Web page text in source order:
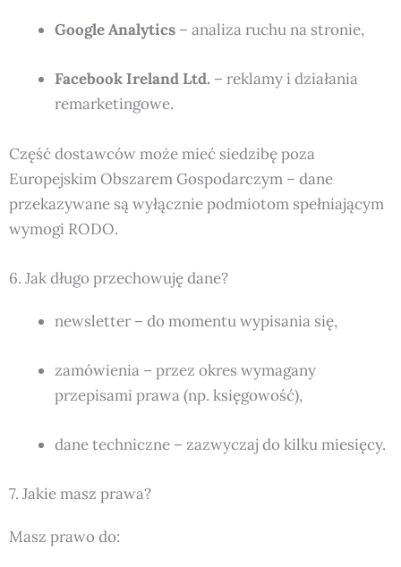
Google Analytics – analiza ruchu na stronie,
Facebook Ireland Ltd. – reklamy i działania
remarketingowe.
Część dostawców może mieć siedzibę poza
Europejskim Obszarem Gospodarczym – dane
przekazywane są wyłącznie podmiotom spełniającym
wymogi RODO.
6. Jak długo przechowuję dane?
newsletter – do momentu wypisania się,
zamówienia – przez okres wymagany
przepisami prawa (np. księgowość),
dane techniczne – zazwyczaj do kilku miesięcy.
7. Jakie masz prawa?
Masz prawo do: